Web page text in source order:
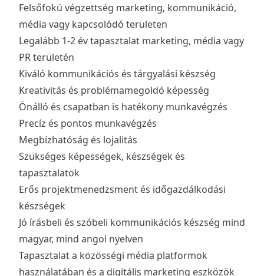
Felsőfokú végzettség marketing, kommunikáció,
média vagy kapcsolódó területen
Legalább 1-2 év tapasztalat marketing, média vagy
PR területén
Kiváló kommunikációs és tárgyalási készség
Kreativitás és problémamegoldó képesség
Önálló és csapatban is hatékony munkavégzés
Precíz és pontos munkavégzés
Megbízhatóság és lojalitás
Szükséges képességek, készségek és
tapasztalatok
Erős projektmenedzsment és időgazdálkodási
készségek
Jó írásbeli és szóbeli kommunikációs készség mind
magyar, mind angol nyelven
Tapasztalat a közösségi média platformok
használatában és a digitális marketing eszközök